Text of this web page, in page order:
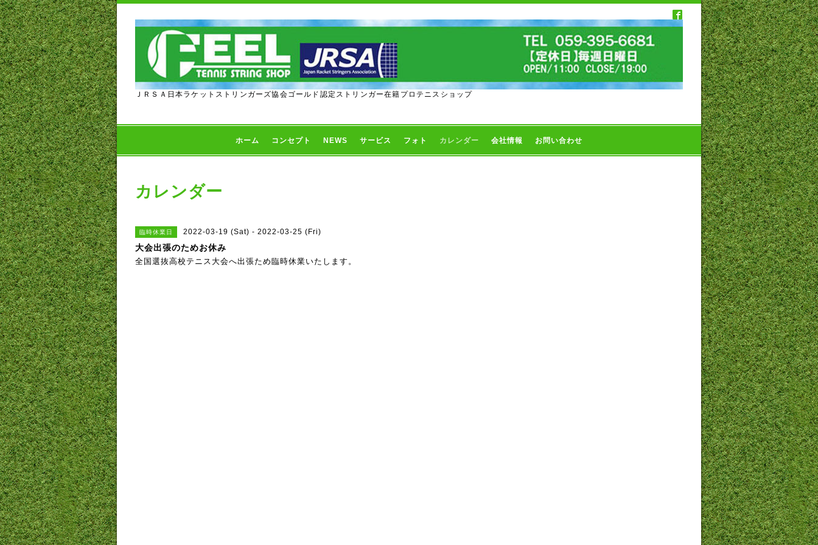
ＪＲＳＡ日本ラケットストリンガーズ協会ゴールド認定ストリンガー在籍プロテニスショップ
ホーム コンセプト NEWS サービス フォト カレンダー 会社情報 お問い合わせ
カレンダー
臨時休業日 2022-03-19 (Sat) - 2022-03-25 (Fri)
大会出張のためお休み
全国選抜高校テニス大会へ出張ため臨時休業いたします。